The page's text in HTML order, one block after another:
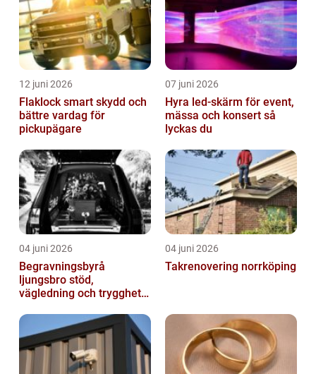
12 juni 2026
Flaklock smart skydd och
bättre vardag för
pickupägare
07 juni 2026
Hyra led-skärm för event,
mässa och konsert så
lyckas du
04 juni 2026
Begravningsbyrå
ljungsbro stöd,
vägledning och trygghet
04 juni 2026
Takrenovering norrköping